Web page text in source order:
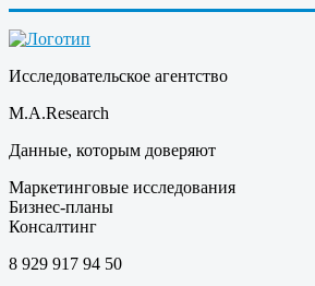
Исследовательское агентство
M.A.Research
Данные, которым доверяют
Маркетинговые исследования
Бизнес-планы
Консалтинг
8 929 917 94 50